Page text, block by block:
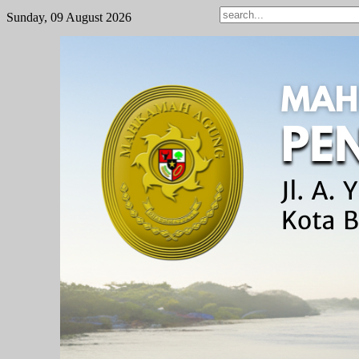
Sunday, 09 August 2026